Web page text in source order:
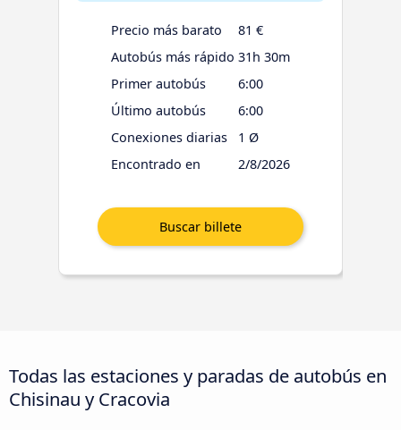
Precio más barato
81 €
Autobús más rápido 31h 30m
Primer autobús
6:00
Último autobús
6:00
Conexiones diarias
1 Ø
Encontrado en
2/8/2026
Todas las estaciones y paradas de autobús en
Chisinau y Cracovia